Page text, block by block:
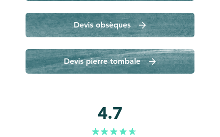
Devis obsèques
Devis pierre tombale
4.7